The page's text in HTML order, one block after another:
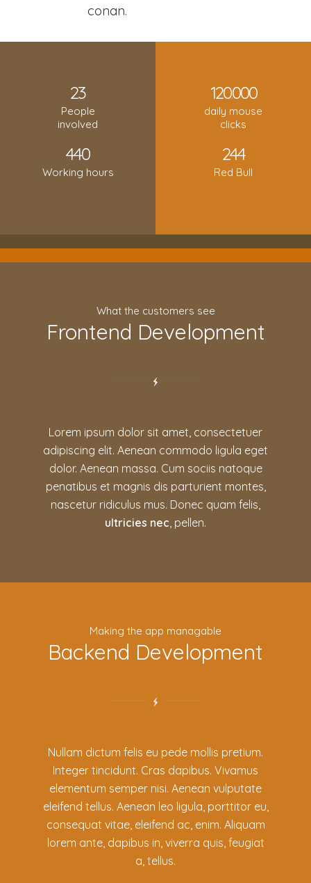
conan.
23
People
involved
440
Working hours
120.000
daily mouse
clicks
244
Red Bull
What the customers see
Frontend Development
Lorem ipsum dolor sit amet, consectetuer
adipiscing elit. Aenean commodo ligula eget
dolor. Aenean massa. Cum sociis natoque
penatibus et magnis dis parturient montes,
nascetur ridiculus mus. Donec quam felis,
ultricies nec , pellen.
Making the app managable
Backend Development
Nullam dictum felis eu pede mollis pretium.
Integer tincidunt. Cras dapibus. Vivamus
elementum semper nisi. Aenean vulputate
eleifend tellus. Aenean leo ligula, porttitor eu,
consequat vitae, eleifend ac, enim. Aliquam
lorem ante, dapibus in, viverra quis, feugiat
a, tellus.